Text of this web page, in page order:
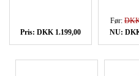
Pris: DKK 1.199,00
Før:
NU: